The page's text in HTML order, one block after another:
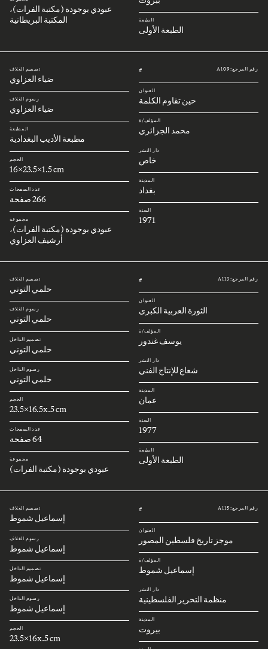
الطبعة
الطبعة الأولى
عبودي بوجودة (مكتبة الفرات)،
المكتبة البريطانية
رقم المرجع: A109 #
العنوان
حين تقاوم الكلمة
المؤلف/ة
محمد الجزائري
دار النشر
خاص
المدينة
بغداد
السنة
1971
تصميم الغلاف
ضياء العزاوي
رسوم الغلاف
ضياء العزاوي
المطبعة
مطبعة الأديب البغدادية
الحجم
16x23.5x1.5 cm
عدد الصفحات
266 صفحة
مجموعة
عبودي بوجودة (مكتبة الفرات)،
أرشيف العزاوي
رقم المرجع: A113 #
العنوان
الثورة العربية الكبرى
المؤلف/ة
يوسف غندور
دار النشر
شعاع للإنتاج الفني
المدينة
عمان
السنة
1977
الطبعة
الطبعة الأولى
تصميم الغلاف
حلمي التوني
رسوم الغلاف
حلمي التوني
تصميم الداخل
حلمي التوني
رسوم الداخل
حلمي التوني
الحجم
23.5x16.5x.5 cm
عدد الصفحات
64 صفحة
مجموعة
عبودي بوجودة (مكتبة الفرات)
رقم المرجع: A115 #
العنوان
موجز تاريخ فلسطين المصور
المؤلف/ة
إسماعيل شموط
دار النشر
منظمة التحرير الفلسطينية
المدينة
بيروت
تصميم الغلاف
إسماعيل شموط
رسوم الغلاف
إسماعيل شموط
تصميم الداخل
إسماعيل شموط
رسوم الداخل
إسماعيل شموط
الحجم
23.5x16x.5 cm